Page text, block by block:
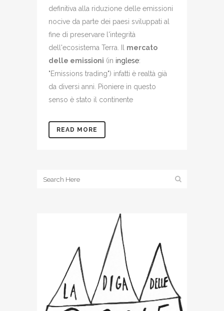
definitiva alla riduzione delle emissioni
nocive da parte dei paesi sviluppati al
fine di preservare l'integrità
dell'ecosistema Terra. Il mercato
delle emissioni (in inglese:
"Emissions trading") infatti è realtà già
da diversi anni. Pioniere in questo
senso è stato il continente
READ MORE